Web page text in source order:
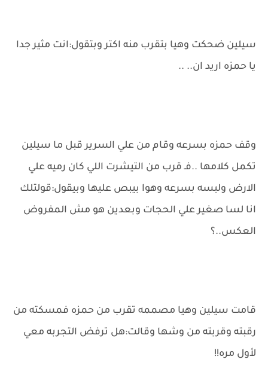
سيلين ضحكت وهيا بتقرب منه اكتر وبتقول:انت مثير جدا
يا حمزه اريد ان.. ..
وقف حمزه بسرعه وقام من علي السرير قبل ما سيلين
تكمل كلامها ..فـ قرب من التيشرت اللي كان رميه علي
الارض ولبسه بسرعه وهوا بيبص عليها وبيقول:قولتلك
انا لسا صغير علي الحجات وبعدين هو مش المفروض
العكس..؟
قامت سيلين وهيا مصممه تقرب من حمزه فمسكته من
رقبته وقربته من وشها وقالت:هل ترفض التجربه معي
لأول مره!!